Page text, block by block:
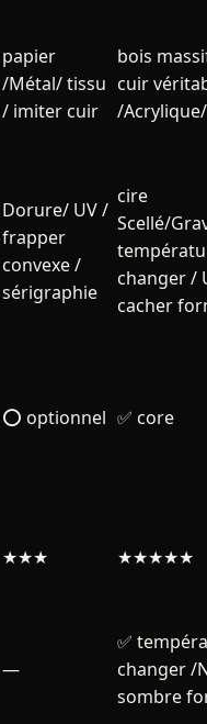
papier
/Métal/ tissu
/ imiter cuir
bois
cuir
/
Dorure/ UV /
frapper
convexe /
sérigraphie
cire
Scellé/
changer /
cacher
⭕ optionnel ✅ core
★★★ ★★★★★
—
✅
changer /
sombre